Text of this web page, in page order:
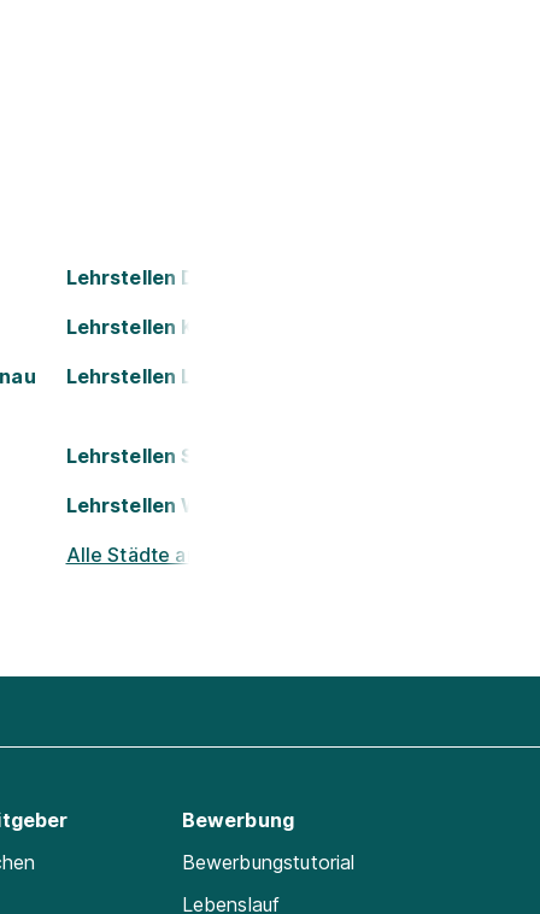
Lehrstellen Dornbirn
Lehrstellen Kapfenberg
Lehrstellen Leoben
Lehrstellen Salzburg
Lehrstellen Wels
Alle Städte ansehen
Bewerbung
Bewerbungstutorial
Lebenslauf